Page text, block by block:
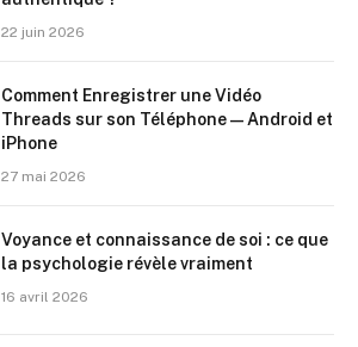
22 juin 2026
Comment Enregistrer une Vidéo
Threads sur son Téléphone — Android et
iPhone
27 mai 2026
Voyance et connaissance de soi : ce que
la psychologie révèle vraiment
16 avril 2026